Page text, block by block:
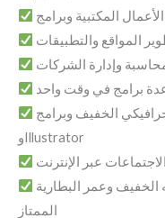
المواقع والتطبيقات
وإدارة الشركات
برامج في وقت واحد
وIllustrator
عبر الإنترنت
الممتاز